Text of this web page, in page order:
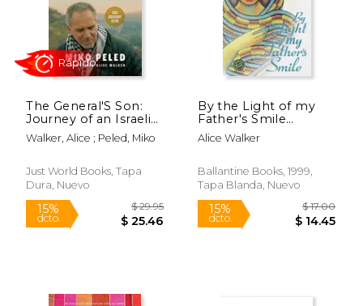
Rápido
The General'S Son:
Journey of an Israeli
in Palestine (en
Inglés)
Walker, Alice ; Peled, Miko
Just World Books, Tapa
Dura, Nuevo
By the Light of my
Father's Smile
(Ballantine Reader's
Circle) (en Inglés)
Alice Walker
Ballantine Books, 1999,
Tapa Blanda, Nuevo